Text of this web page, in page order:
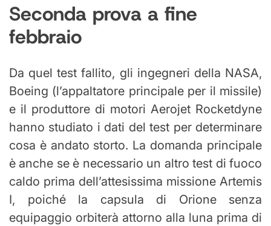
Seconda prova a fine
febbraio
Da quel test fallito, gli ingegneri della NASA,
Boeing (l’appaltatore principale per il missile)
e il produttore di motori Aerojet Rocketdyne
hanno studiato i dati del test per determinare
cosa è andato storto. La domanda principale
è anche se è necessario un altro test di fuoco
caldo prima dell’attesissima missione Artemis
I, poiché la capsula di Orione senza
equipaggio orbiterà attorno alla luna prima di